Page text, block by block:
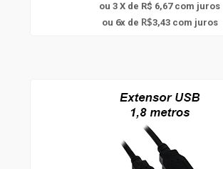
ou 3 X de R$ 6,67com juros
ou 6x de R$3,43com juros